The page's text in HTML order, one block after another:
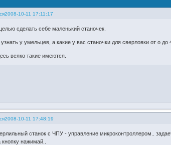
2008-10-11 17:11:17
сделать себе маленький станочек.
у умельцев, а какие у вас станочки для сверловки от о до
всяко такие имеются.
2008-10-11 17:48:19
станок с ЧПУ - управление микроконтроллером..
кнопку нажимай..